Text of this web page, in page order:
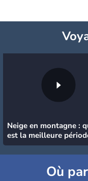
Neige en montagne :
est la meilleure
Où